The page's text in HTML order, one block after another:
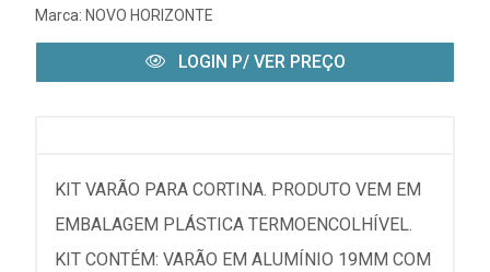
Marca: NOVO HORIZONTE
LOGIN P/ VER PREÇO
KIT VARÃO PARA CORTINA. PRODUTO VEM EM
EMBALAGEM PLÁSTICA TERMOENCOLHÍVEL.
KIT CONTÉM: VARÃO EM ALUMÍNIO 19MM COM